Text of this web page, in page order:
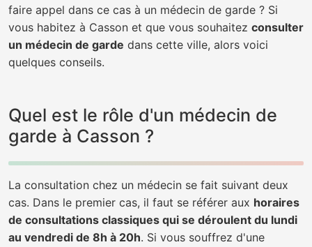
faire appel dans ce cas à un médecin de garde ? Si
vous habitez à Casson et que vous souhaitez consulter
un médecin de garde dans cette ville, alors voici
quelques conseils.
Quel est le rôle d'un médecin de
garde à Casson ?
La consultation chez un médecin se fait suivant deux
cas. Dans le premier cas, il faut se référer aux horaires
de consultations classiques qui se déroulent du lundi
au vendredi de 8h à 20h. Si vous souffrez d'une